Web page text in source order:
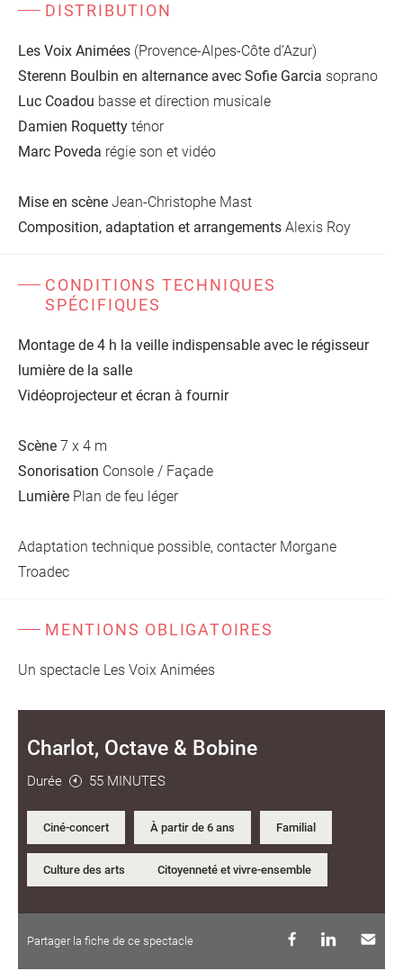
DISTRIBUTION
Les Voix Animées (Provence-Alpes-Côte d’Azur)
Sterenn Boulbin en alternance avec Sofie Garcia soprano
Luc Coadou basse et direction musicale
Damien Roquetty ténor
Marc Poveda régie son et vidéo
Mise en scène Jean-Christophe Mast
Composition, adaptation et arrangements Alexis Roy
CONDITIONS TECHNIQUES
SPÉCIFIQUES
Montage de 4 h la veille indispensable avec le régisseur
lumière de la salle
Vidéoprojecteur et écran à fournir
Scène 7 x 4 m
Sonorisation Console / Façade
Lumière Plan de feu léger
Adaptation technique possible, contacter Morgane
Troadec
MENTIONS OBLIGATOIRES
Un spectacle Les Voix Animées
Charlot, Octave & Bobine
Durée 55 MINUTES
Ciné-concert À partir de 6 ans Familial
Culture des arts Citoyenneté et vivre-ensemble
Partager la fiche de ce spectacle